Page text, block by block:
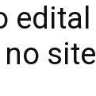
edital
site